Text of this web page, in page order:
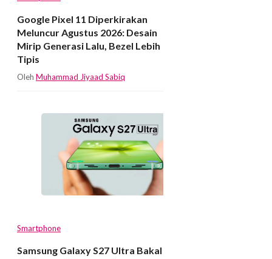
Google Pixel 11 Diperkirakan
Meluncur Agustus 2026: Desain
Mirip Generasi Lalu, Bezel Lebih
Tipis
Oleh Muhammad Jiyaad Sabiq
Smartphone
Samsung Galaxy S27 Ultra Bakal